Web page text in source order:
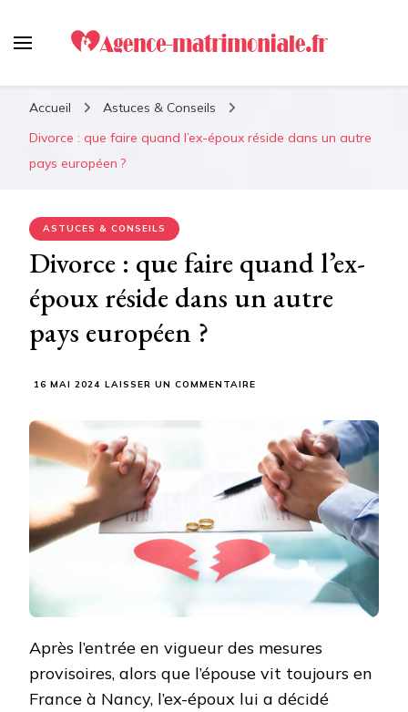
Agence-matrimoniale.fr :
Le meilleur guide pour
retrouver votre âme soeur !
Accueil
Astuces & Conseils
Divorce : que faire quand l’ex-époux réside dans un autre
pays européen ?
ASTUCES & CONSEILS
Divorce : que faire quand l’ex-
époux réside dans un autre
pays européen ?
16 MAI 2024 LAISSER UN COMMENTAIRE
FAIRE
QUAND
L’EX-
ÉPOUX
RÉSIDE
DANS
UN
AUTRE
EUROPÉEN ?
Après l’entrée en vigueur des mesures
provisoires, alors que l’épouse vit toujours en
France à Nancy, l’ex-époux lui a décidé